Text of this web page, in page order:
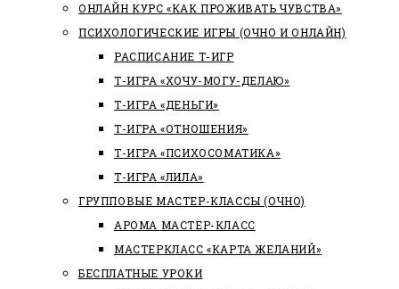
ОНЛАЙН КУРС «КАК ПРОЖИВАТЬ ЧУВСТВА»
ПСИХОЛОГИЧЕСКИЕ ИГРЫ (ОЧНО И ОНЛАЙН)
РАСПИСАНИЕ Т-ИГР
Т-ИГРА «ХОЧУ-МОГУ-ДЕЛАЮ»
Т-ИГРА «ДЕНЬГИ»
Т-ИГРА «ОТНОШЕНИЯ»
Т-ИГРА «ПСИХОСОМАТИКА»
Т-ИГРА «ЛИЛА»
ГРУППОВЫЕ МАСТЕР-КЛАССЫ (ОЧНО)
АРОМА МАСТЕР-КЛАСС
МАСТЕРКЛАСС «КАРТА ЖЕЛАНИЙ»
БЕСПЛАТНЫЕ УРОКИ